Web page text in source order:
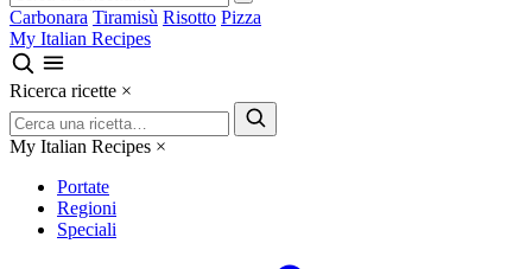
Carbonara Tiramisù Risotto Pizza
My Italian Recipes
Ricerca ricette ×
My Italian Recipes ×
Portate
Regioni
Speciali